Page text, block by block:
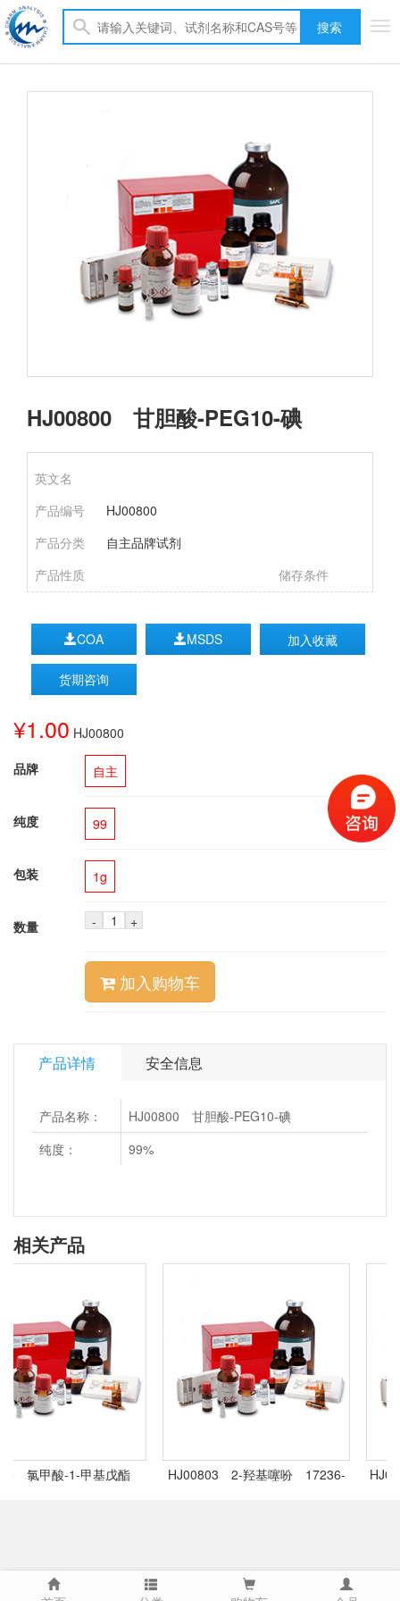
搜索
HJ00800 甘胆酸-PEG10-碘
英文名
产品编号
HJ00800
产品分类
自主品牌试剂
产品性质
储存条件
COA MSDS 加入收藏
货期咨询
¥1.00 HJ00800
品牌
自主
纯度 99
包装 1g
数量 - +
加入购物车
产品详情 安全信息
产品名称：
HJ00800 甘胆酸-PEG10-碘
纯度：
99%
相关产品
氯甲酸-1-甲基戊酯
HJ00803 2-羟基噻吩 17236-